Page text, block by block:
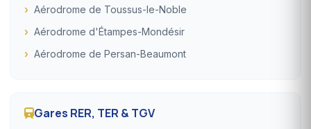
Aérodrome de Toussus-le-Noble
Aérodrome d'Étampes-Mondésir
Aérodrome de Persan-Beaumont
Gares RER, TER & TGV